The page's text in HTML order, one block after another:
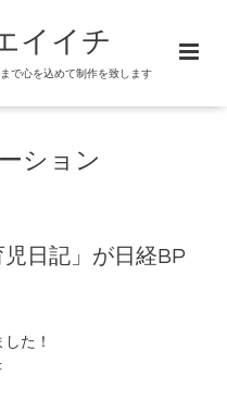
イイチ
で心を込めて制作を致します
ション
児日記」が日経BP
た！